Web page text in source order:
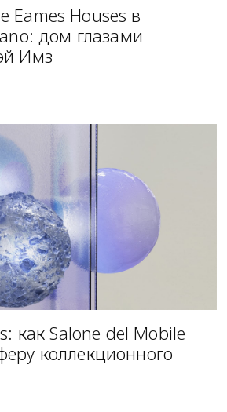
Eames Houses в
дом глазами
Имз
как Salone del Mobile
коллекционного